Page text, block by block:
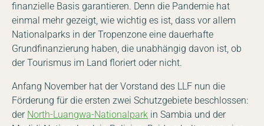
finanzielle Basis garantieren. Denn die Pandemie hat
einmal mehr gezeigt, wie wichtig es ist, dass vor allem
Nationalparks in der Tropenzone eine dauerhafte
Grundfinanzierung haben, die unabhängig davon ist, ob
der Tourismus im Land floriert oder nicht.
Anfang November hat der Vorstand des LLF nun die
Förderung für die ersten zwei Schutzgebiete beschlossen:
der North-Luangwa-Nationalpark in Sambia und der